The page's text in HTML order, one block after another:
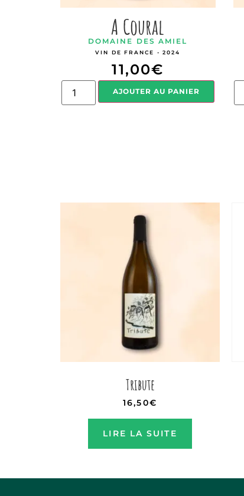
A Coural
DOMAINE DES AMIEL
VIN DE FRANCE - 2024
11,00€
AJOUTER AU PANIER
Tribute
16,50€
LIRE LA SUITE